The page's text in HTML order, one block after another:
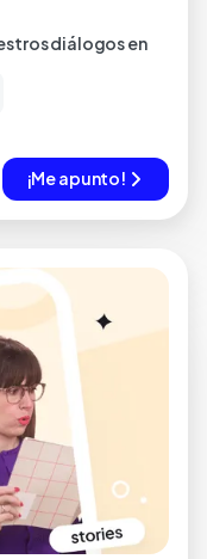
diálogos en
¡Me apunto!